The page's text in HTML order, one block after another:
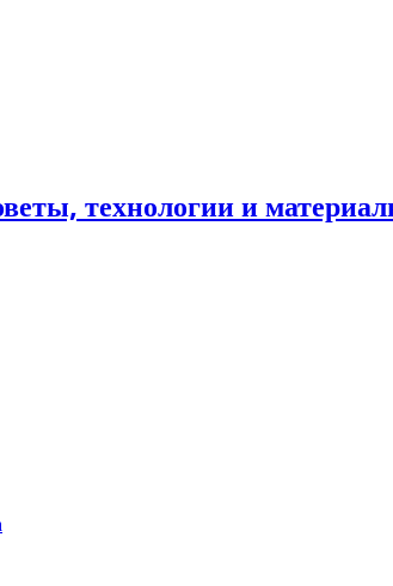
технологии и